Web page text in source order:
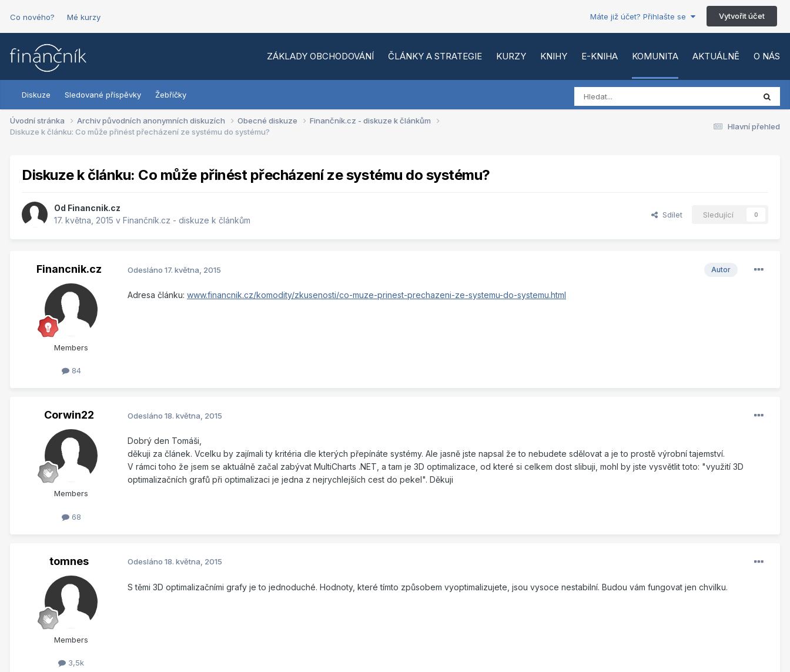
Co nového? Mé kurzy Máte již účet? Přihlašte se Vytvořit účet
ZÁKLADY OBCHODOVÁNÍ ČLÁNKY A STRATEGIE KURZY KNIHY E-KNIHA KOMUNITA AKTUÁLNĚ O NÁS
Diskuze Sledované příspěvky Žebříčky
Hlavní přehled
Úvodní stránka Archiv původních anonymních diskuzích Obecné diskuze
Finančník.cz - diskuze k článkům
Diskuze k článku: Co může přinést přecházení ze systému do systému?
Diskuze k článku: Co může přinést přecházení ze systému do systému?
Od Financnik.cz
17. května, 2015 v Finančník.cz - diskuze k článkům
Sdílet Sledující 0
Financnik.cz
Members
84
Autor
Odesláno 17. května, 2015
Adresa článku: www.financnik.cz/komodity/zkusenosti/co-muze-prinest-prechazeni-ze-systemu-do-systemu.html
Corwin22
Members
68
Odesláno 18. května, 2015
Dobrý den Tomáši,
děkuji za článek. Vcelku by zajímali ty kritéria dle kterých přepínáte systémy. Ale jasně jste napsal že to nebudete sdělovat a je to prostě výrobní tajemství.
V rámci toho že jsem se aktuálně začal zabývat MultiCharts .NET, a tam je 3D optimalizace, od které si celkem dost slibuji, mohl by jste vysvětlit toto: "využití 3D
optimalizačních grafů při optimalizaci je jedna z nejrychlejších cest do pekel". Děkuji
tomnes
Members
3,5k
Odesláno 18. května, 2015
S těmi 3D optimalizačními grafy je to jednoduché. Hodnoty, které tímto způsobem vyoptimalizujete, jsou vysoce nestabilní. Budou vám fungovat jen chvilku.